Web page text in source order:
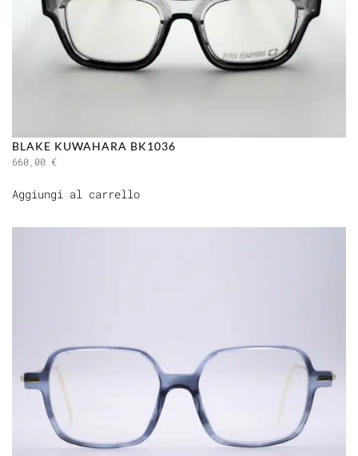
BLAKE KUWAHARA BK1036
660,00 €
Aggiungi al carrello